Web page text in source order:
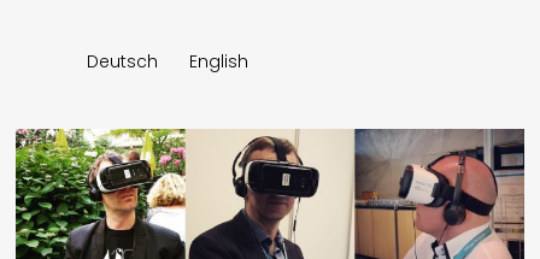
Studio
Kontakt
Deutsch English